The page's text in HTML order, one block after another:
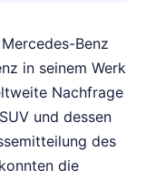
Benz
in seinem Werk
Nachfrage
und dessen
des
die